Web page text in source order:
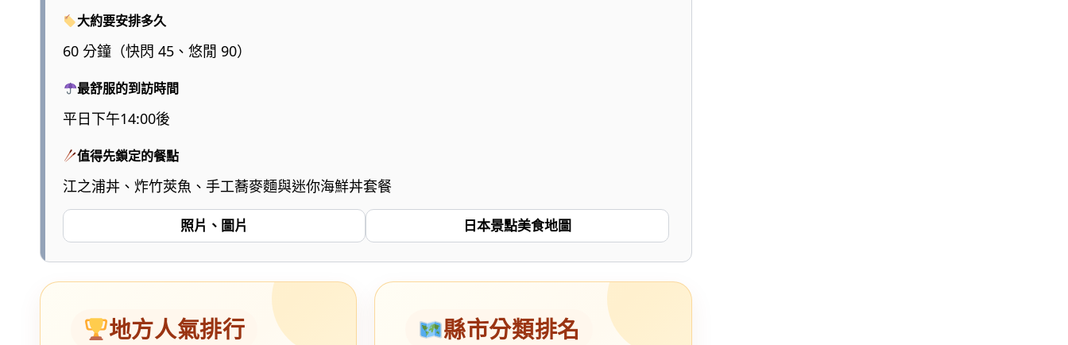
大約要安排多久
60 分鐘（快閃 45、悠閒 90）
最舒服的到訪時間
平日下午14:00後
值得先鎖定的餐點
江之浦丼、炸竹莢魚、手工蕎麥麵與迷你海鮮丼套餐
照片、圖片 日本景點美食地圖
地方人氣排行 縣市分類排名